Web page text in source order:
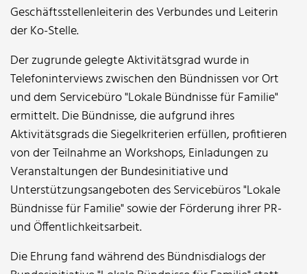
Geschäftsstellenleiterin des Verbundes und Leiterin
der Ko-Stelle.
Der zugrunde gelegte Aktivitätsgrad wurde in
Telefoninterviews zwischen den Bündnissen vor Ort
und dem Servicebüro "Lokale Bündnisse für Familie"
ermittelt. Die Bündnisse, die aufgrund ihres
Aktivitätsgrads die Siegelkriterien erfüllen, profitieren
von der Teilnahme an Workshops, Einladungen zu
Veranstaltungen der Bundesinitiative und
Unterstützungsangeboten des Servicebüros "Lokale
Bündnisse für Familie" sowie der Förderung ihrer PR-
und Öffentlichkeitsarbeit.
Die Ehrung fand während des Bündnisdialogs der